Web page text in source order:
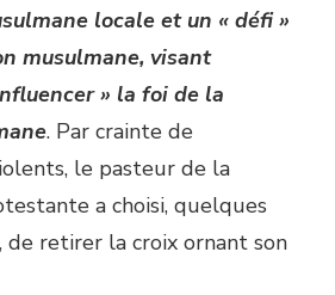
locale et un « défi »
musulmane, visant
» la foi de la
. Par crainte de
le pasteur de la
a choisi, quelques
de retirer la croix ornant son